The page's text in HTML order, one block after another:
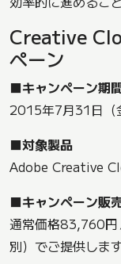
Creative
ペーン
■キャンペーン期
2015年7月31日（
■対象製品
Adobe Creative
■キャンペーン販
通常価格83,760
別）でご提供します